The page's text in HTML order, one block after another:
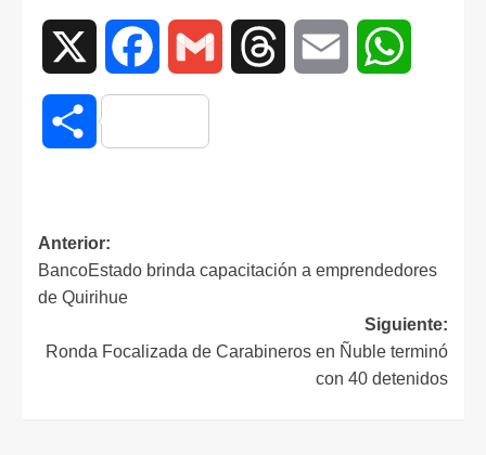
Facebook Gmail Threads Email
Compartir
Anterior:
BancoEstado brinda capacitación a emprendedores
de Quirihue
Siguiente:
Ronda Focalizada de Carabineros en Ñuble terminó
con 40 detenidos